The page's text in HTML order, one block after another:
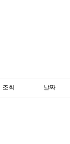
조회 날짜